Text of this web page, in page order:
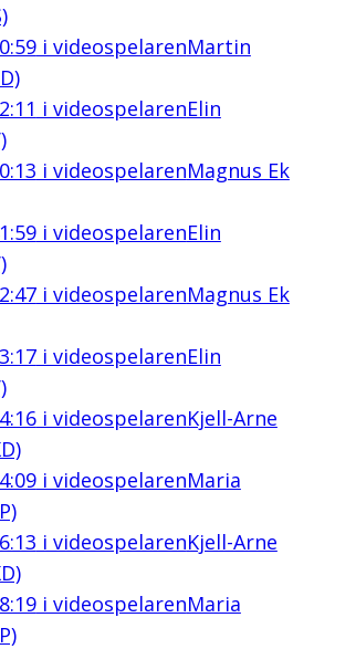
i videospelarenMartin
i videospelarenElin
i videospelarenMagnus Ek
i videospelarenElin
i videospelarenMagnus Ek
i videospelarenElin
i videospelarenKjell-Arne
i videospelarenMaria
i videospelarenKjell-Arne
i videospelarenMaria